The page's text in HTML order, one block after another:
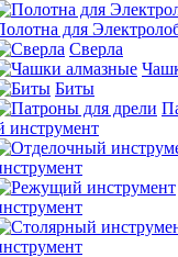
для
Сверла
Биты
инструмент